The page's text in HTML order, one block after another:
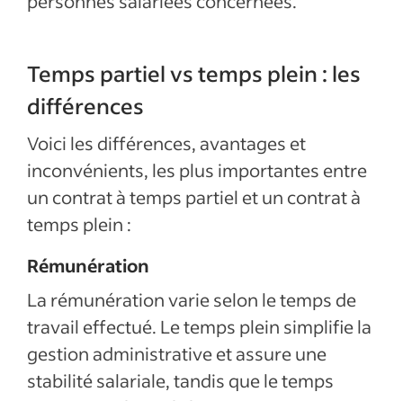
Temps partiel vs temps plein : les
différences
Voici les différences, avantages et
inconvénients, les plus importantes entre
un contrat à temps partiel et un contrat à
temps plein :
Rémunération
La rémunération varie selon le temps de
travail effectué. Le temps plein simplifie la
gestion administrative et assure une
stabilité salariale, tandis que le temps